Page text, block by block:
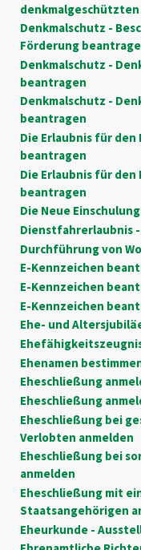
Denkmalschutz -
Förderung
Denkmalschutz -
beantragen
Denkmalschutz -
beantragen
Die Erlaubnis für
beantragen
Die Erlaubnis für
beantragen
Die Neue
Dienstfahrerlaubnis
Durchführung von
E-Kennzeichen
E-Kennzeichen
E-Kennzeichen
Ehe- und
Ehenamen
Eheschließung
Eheschließung
Eheschließung bei
Verlobten anmelden
Eheschließung bei
anmelden
Eheschließung mit
Staatsangehörigen
Eheurkunde -